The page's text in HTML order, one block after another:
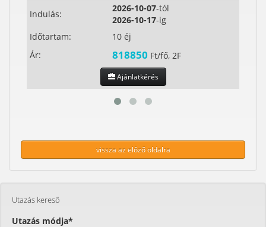
Indulás:
2026-10-07-tól
2026-10-17-ig
Időtartam:
10 éj
Ár:
818850 Ft/fő, 2F
Ajánlatkérés
vissza az előző oldalra
Utazás kereső
Utazás módja*